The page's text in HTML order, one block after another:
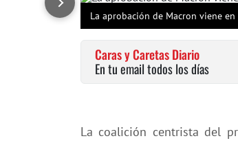
La aprobación de Macron viene
Caras y Caretas Diario
En tu email todos los días
La coalición centrista del